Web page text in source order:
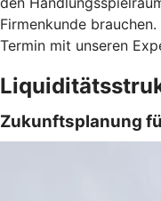
Firmenkunde
Termin mit unseren
Zukunftsplanung